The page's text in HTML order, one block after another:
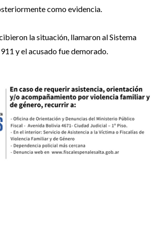
como evidencia.
la situación, llamaron al Sistema
y el acusado fue demorado.